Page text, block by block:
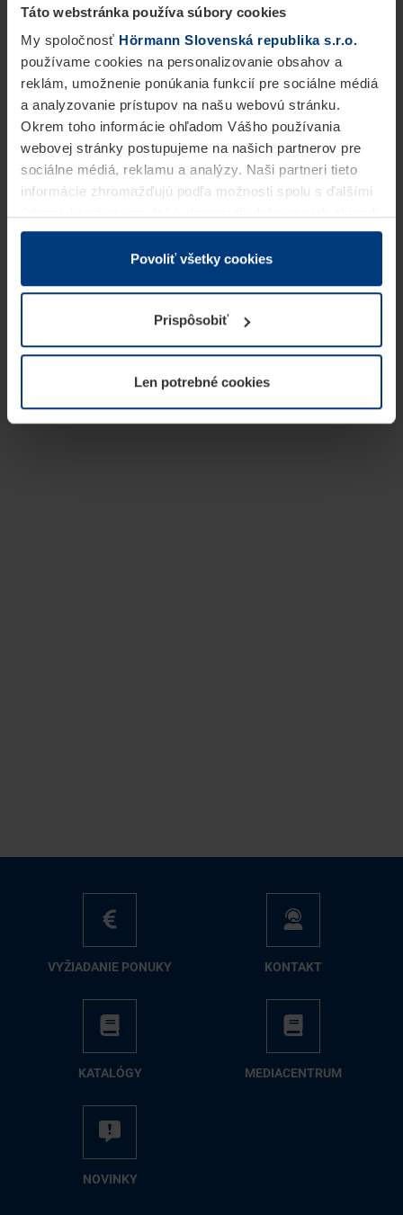
Táto webstránka používa súbory cookies
My spoločnosť Hörmann Slovenská republika s.r.o.
používame cookies na personalizovanie obsahov a
reklám, umožnenie ponúkania funkcií pre sociálne médiá
a analyzovanie prístupov na našu webovú stránku.
Okrem toho informácie ohľadom Vášho používania
webovej stránky postupujeme na našich partnerov pre
sociálne médiá, reklamu a analýzy. Naši partneri tieto
informácie zhromažďujú podľa možnosti spolu s ďalšími
v rámci Vášho využívania služieb.
Z právneho hľadiska môžeme cookies ukladať na Vašom
prevádzku tejto stránky. Pre všetky ostatné typy cookie
potrebujeme Vaše povolenie. Vaše povolenie môžete
kedykoľvek zmeniť alebo odvolať vo vysvetlení cookie
našej webovej stránky.
Povoliť všetky cookies
Prispôsobiť
Len potrebné cookies
VY­ŽIA­DA­NIE PO­NU­KY KON­TAKT
KA­TA­LÓ­GY ME­DIA­CEN­TRUM
NO­VIN­KY